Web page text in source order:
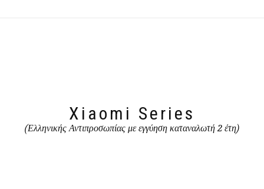
Xiaomi Series
(Ελληνικής Αντιπροσωπίας με εγγύηση καταναλωτή 2 έτη)